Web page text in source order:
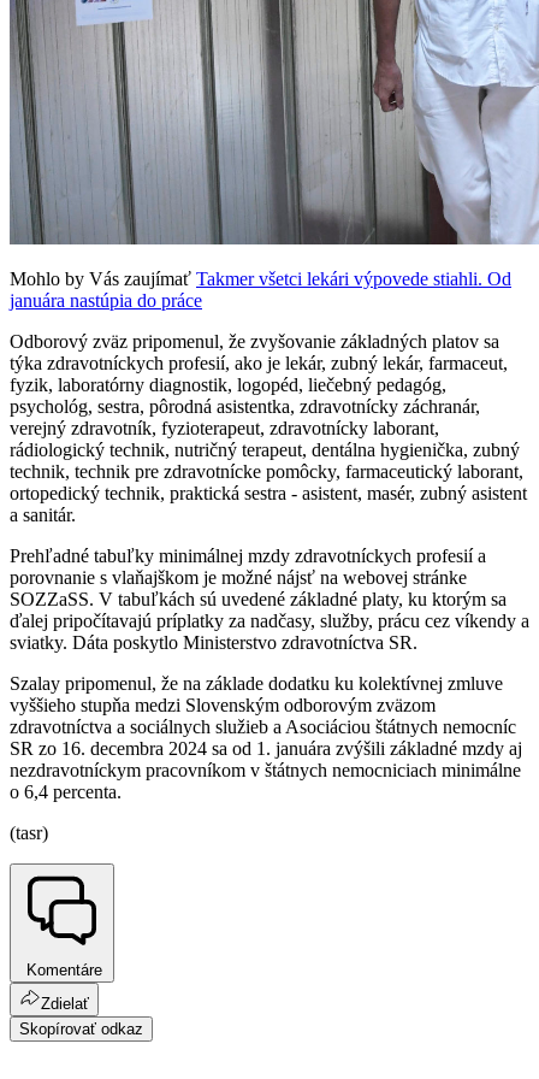
Mohlo by Vás zaujímať Takmer všetci lekári výpovede stiahli. Od
januára nastúpia do práce
Odborový zväz pripomenul, že zvyšovanie základných platov sa
týka zdravotníckych profesií, ako je lekár, zubný lekár, farmaceut,
fyzik, laboratórny diagnostik, logopéd, liečebný pedagóg,
psychológ, sestra, pôrodná asistentka, zdravotnícky záchranár,
verejný zdravotník, fyzioterapeut, zdravotnícky laborant,
rádiologický technik, nutričný terapeut, dentálna hygienička, zubný
technik, technik pre zdravotnícke pomôcky, farmaceutický laborant,
ortopedický technik, praktická sestra - asistent, masér, zubný asistent
a sanitár.
Prehľadné tabuľky minimálnej mzdy zdravotníckych profesií a
porovnanie s vlaňajškom je možné nájsť na webovej stránke
SOZZaSS. V tabuľkách sú uvedené základné platy, ku ktorým sa
ďalej pripočítavajú príplatky za nadčasy, služby, prácu cez víkendy a
sviatky. Dáta poskytlo Ministerstvo zdravotníctva SR.
Szalay pripomenul, že na základe dodatku ku kolektívnej zmluve
vyššieho stupňa medzi Slovenským odborovým zväzom
zdravotníctva a sociálnych služieb a Asociáciou štátnych nemocníc
SR zo 16. decembra 2024 sa od 1. januára zvýšili základné mzdy aj
nezdravotníckym pracovníkom v štátnych nemocniciach minimálne
o 6,4 percenta.
(tasr)
Komentáre
Zdielať
Skopírovať odkaz